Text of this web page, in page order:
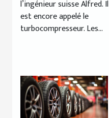
l’ingénieur suisse Alfred. Il
est encore appelé le
turbocompresseur. Les...